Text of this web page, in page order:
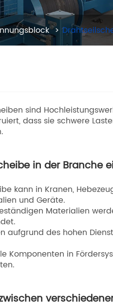
sind
dass sie schwere
in der Branche
kann in Kranen,
und Geräte.
Materialien
aufgrund des hohen
Komponenten in